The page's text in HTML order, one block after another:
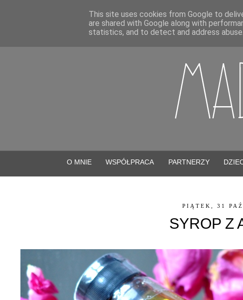
O MNIE WSPÓŁPRACA PARTNERZY
PIĄTEK, 31
SYROP Z
This site uses cookies from Google to
are shared with Google along with
statistics, and to detect and address abuse.